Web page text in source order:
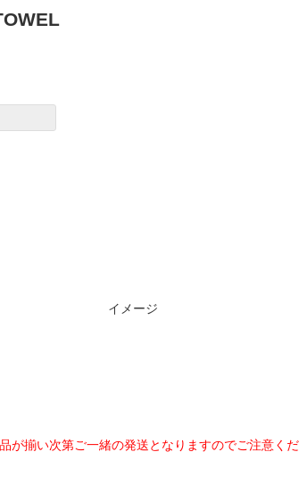
イメージ
揃い次第ご一緒の発送となりますのでご注意く